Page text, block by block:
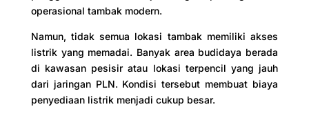
operasional tambak modern.
Namun, tidak semua lokasi tambak memiliki akses
listrik yang memadai. Banyak area budidaya berada
di kawasan pesisir atau lokasi terpencil yang jauh
dari jaringan PLN. Kondisi tersebut membuat biaya
penyediaan listrik menjadi cukup besar.